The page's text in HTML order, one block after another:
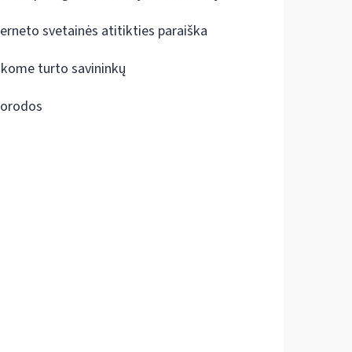
svetainės atitikties paraiška
turto savininkų